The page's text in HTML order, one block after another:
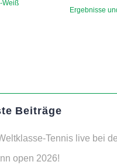
Weiß
Next
Ergebnisse
Beiträge
Tennis live bei
open 2026!